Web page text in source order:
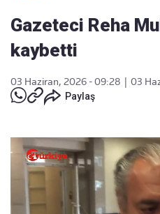
Gazeteci Reha
kaybetti
03 Haziran, 2026 - 09:28
03
Paylaş